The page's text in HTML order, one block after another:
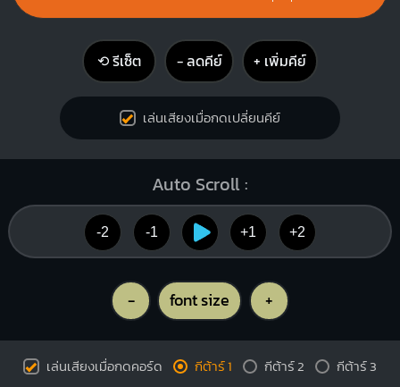
⟲ รีเซ็ต − ลดคีย์ + เพิ่มคีย์
เล่นเสียงเมื่อกดเปลี่ยนคีย์
Auto Scroll :
-2 -1 +1 +2
- font size +
เล่นเสียงเมื่อกดคอร์ด กีต้าร์ 1 กีต้าร์ 2 กีต้าร์ 3